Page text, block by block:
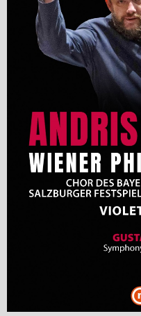
Jobs bei Naxos
Naxos Deutschland Blog